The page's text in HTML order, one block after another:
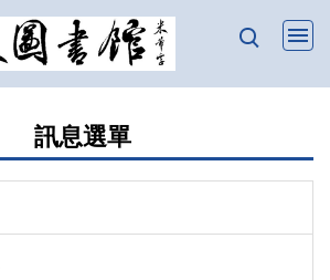
訊息選單